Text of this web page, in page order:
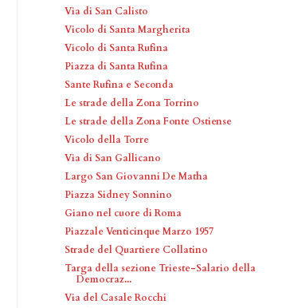
Via di San Calisto
Vicolo di Santa Margherita
Vicolo di Santa Rufina
Piazza di Santa Rufina
Sante Rufina e Seconda
Le strade della Zona Torrino
Le strade della Zona Fonte Ostiense
Vicolo della Torre
Via di San Gallicano
Largo San Giovanni De Matha
Piazza Sidney Sonnino
Giano nel cuore di Roma
Piazzale Venticinque Marzo 1957
Strade del Quartiere Collatino
Targa della sezione Trieste-Salario della
Democraz...
Via del Casale Rocchi